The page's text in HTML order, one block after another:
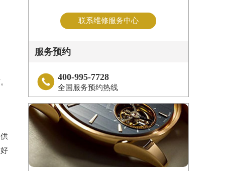
联系维修服务中心
服务预约
 400-995-7728
全国服务预约热线